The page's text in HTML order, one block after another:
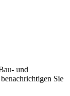
und
Sie